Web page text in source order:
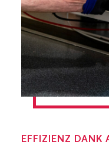
EFFIZIENZ DANK